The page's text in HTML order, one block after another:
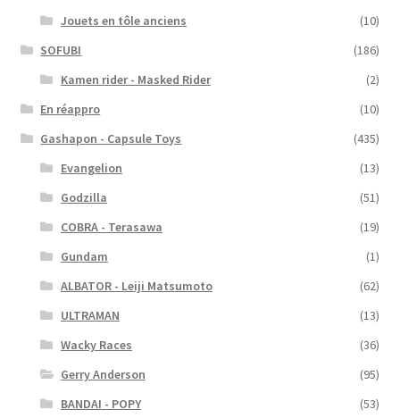
Jouets en tôle anciens
(10)
SOFUBI
(186)
Kamen rider - Masked Rider
(2)
En réappro
(10)
Gashapon - Capsule Toys
(435)
Evangelion
(13)
Godzilla
(51)
COBRA - Terasawa
(19)
Gundam
(1)
ALBATOR - Leiji Matsumoto
(62)
ULTRAMAN
(13)
Wacky Races
(36)
Gerry Anderson
(95)
BANDAI - POPY
(53)